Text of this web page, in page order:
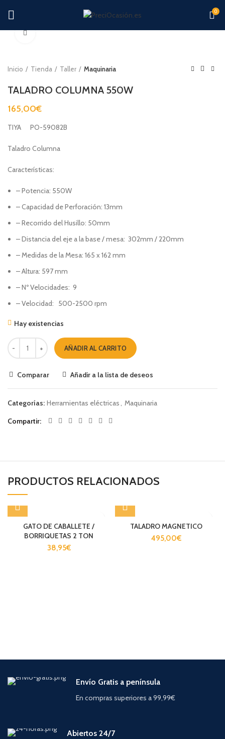
0
Inicio Tienda Taller Maquinaria
TALADRO COLUMNA 550W
165,00€
TIYA PO-59082B
Taladro Columna
Características:
– Potencia: 550W
– Capacidad de Perforación: 13mm
– Recorrido del Husillo: 50mm
– Distancia del eje a la base / mesa: 302mm / 220mm
– Medidas de la Mesa: 165 x 162 mm
– Altura: 597 mm
– Nº Velocidades: 9
– Velocidad: 500-2500 rpm
Hay existencias
AÑADIR AL CARRITO
Comparar Añadir a la lista de deseos
Categorías: Herramientas eléctricas, Maquinaria
Compartir
PRODUCTOS RELACIONADOS
GATO DE CABALLETE /
BORRIQUETAS 2 TON
38,95€
TALADRO MAGNETICO
495,00€
Envío Gratis a península
En compras superiores a 99,99€
Abiertos 24/7